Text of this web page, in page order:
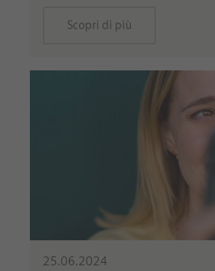
Scopri di più
25.06.2024